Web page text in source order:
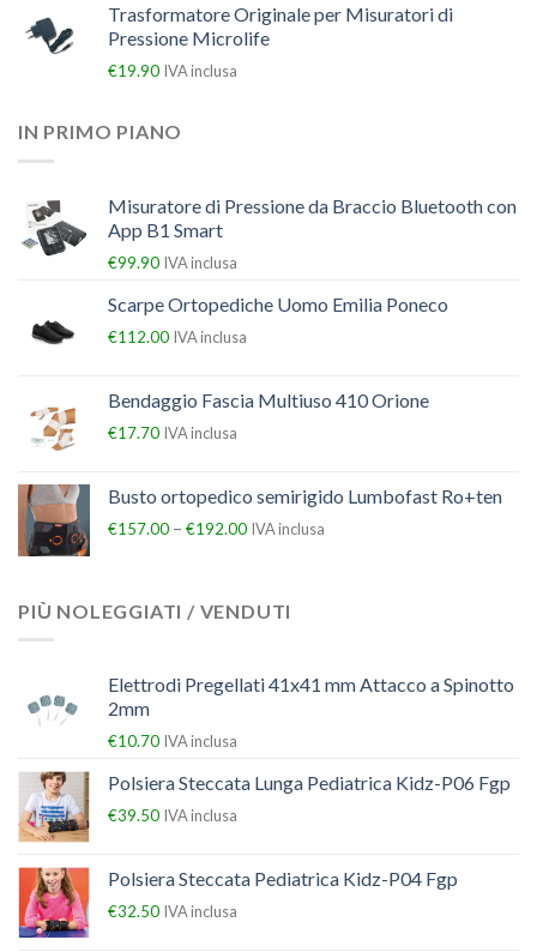
Trasformatore Originale per Misuratori di
Pressione Microlife
€19.90 IVA inclusa
IN PRIMO PIANO
Misuratore di Pressione da Braccio Bluetooth con
App B1 Smart
€99.90 IVA inclusa
Scarpe Ortopediche Uomo Emilia Poneco
€112.00 IVA inclusa
Bendaggio Fascia Multiuso 410 Orione
€17.70 IVA inclusa
Busto ortopedico semirigido Lumbofast Ro+ten
€157.00 – €192.00 IVA inclusa
PIÙ NOLEGGIATI / VENDUTI
Elettrodi Pregellati 41x41 mm Attacco a Spinotto
2mm
€10.70 IVA inclusa
Polsiera Steccata Lunga Pediatrica Kidz-P06 Fgp
€39.50 IVA inclusa
Polsiera Steccata Pediatrica Kidz-P04 Fgp
€32.50 IVA inclusa